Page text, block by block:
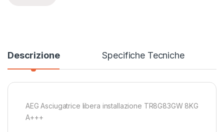
Descrizione Specifiche Tecniche
AEG Asciugatrice libera installazione TR8G83GW 8KG
A+++